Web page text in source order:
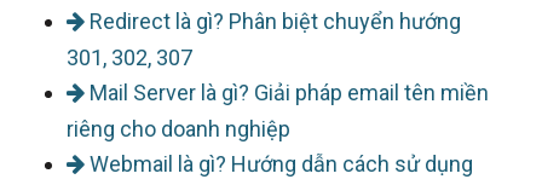
Redirect là gì? Phân biệt chuyển hướng
301, 302, 307
Mail Server là gì? Giải pháp email tên miền
riêng cho doanh nghiệp
Webmail là gì? Hướng dẫn cách sử dụng